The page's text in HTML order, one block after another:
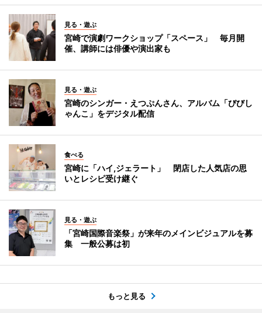
見る・遊ぶ
宮崎で演劇ワークショップ「スペース」 毎月開
催、講師には俳優や演出家も
見る・遊ぶ
宮崎のシンガー・えつぷんさん、アルバム「びびし
ゃんこ」をデジタル配信
食べる
宮崎に「ハイ,ジェラート」 閉店した人気店の思
いとレシピ受け継ぐ
見る・遊ぶ
「宮崎国際音楽祭」が来年のメインビジュアルを募
集 一般公募は初
もっと見る